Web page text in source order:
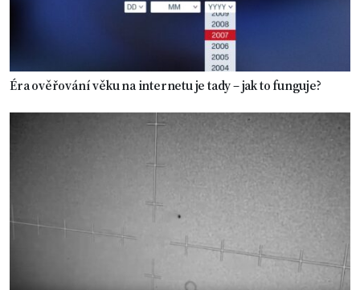
Éra ověřování věku na internetu je tady – jak to funguje?